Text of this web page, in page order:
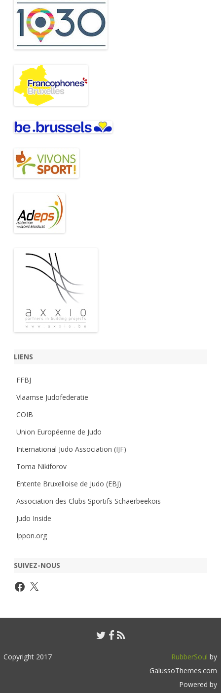
LIENS
FFBJ
Vlaamse Judofederatie
COIB
Union Européenne de Judo
International Judo Association (IJF)
Toma Nikiforov
Entente Bruxelloise de Judo (EBJ)
Association des Clubs Sportifs Schaerbeekois
Judo Inside
Ippon.org
SUIVEZ-NOUS
Facebook
X
Copyright 2017 RubberSoul by
GalussoThemes.com
Powered by